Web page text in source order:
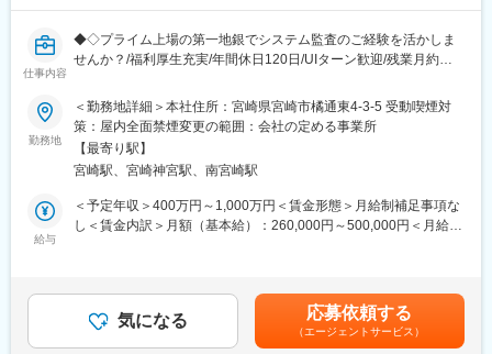
■研修体制：
て、能力開発ポイント制度など研修制度が充実しており、スキル
習熟度に応じた研修や専門性の高い業務への人材配置が行われま
給されるため、自己成長を目指しやすい環境です◎
■事業安定性：
地域に密着した銀行として、地元企業からの信頼を得ており、安
No.1)。地域特性を生かした先進的な取り組み（他行に先駆けて生
成AIの活用・サステナビリティ領域における新規ビジネスなど）
仕事内容
◆◇プライム上場の第一地銀でシステム監査のご経験を活かしま
せんか？/福利厚生充実/年間休日120日/UIターン歓迎/残業月約
■職務内容：
監査部におけるシステム監査担当として、ご経験に合わせて以下
いずれかの業務を遂行いただきます。
<ホストシステムやサブシステムの管理体制および有効性の監査>
システムの運用状況を評価し、アクセス制御、データ保護、バッ
クアップ体制が適切に管理されているかを確認します。また、サ
イバーセキュリティに関わる監査も重要な業務の一つです。サイ
画やリカバリ手続きの評価を行います。
<IT全社/業務処理統制に係る監査>
勤務地
＜勤務地詳細＞本社住所：宮崎県宮崎市橘通東4-3-5 受動喫煙対
策：屋内全面禁煙変更の範囲：会社の定める事業所
【最寄り駅】
宮崎駅、宮崎神宮駅、南宮崎駅
給与
＜予定年収＞400万円～1,000万円＜賃金形態＞月給制補足事項な
し＜賃金内訳＞月額（基本給）：260,000円～500,000円＜月給＞
す。月給(月額)は固定手当を含めた表記です。
気になる 応募依頼する
（エージェントサービス）